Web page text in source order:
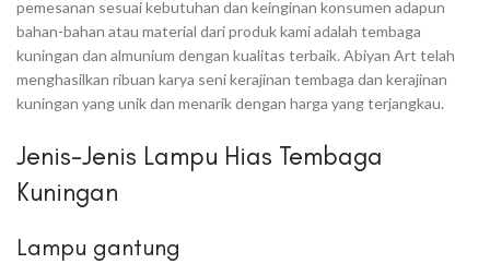
pemesanan sesuai kebutuhan dan keinginan konsumen adapun
bahan-bahan atau material dari produk kami adalah tembaga
kuningan dan almunium dengan kualitas terbaik. Abiyan Art telah
menghasilkan ribuan karya seni kerajinan tembaga dan kerajinan
kuningan yang unik dan menarik dengan harga yang terjangkau.
Jenis-Jenis Lampu Hias Tembaga
Kuningan
Lampu gantung